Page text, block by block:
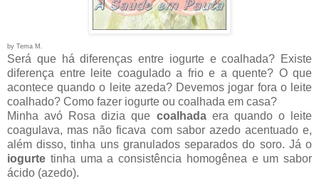
by Tema M.
Será que há diferenças entre iogurte e coalhada? Existe
diferença entre leite coagulado a frio e a quente? O que
acontece quando o leite azeda? Devemos jogar fora o leite
coalhado? Como fazer iogurte ou coalhada em casa?
Minha avó Rosa dizia que coalhadaera quando o leite
coagulava, mas não ficava com sabor azedo acentuado e,
além disso, tinha uns granulados separados do soro. Já o
iogurte tinha uma a consistência homogênea e um sabor
ácido (azedo).